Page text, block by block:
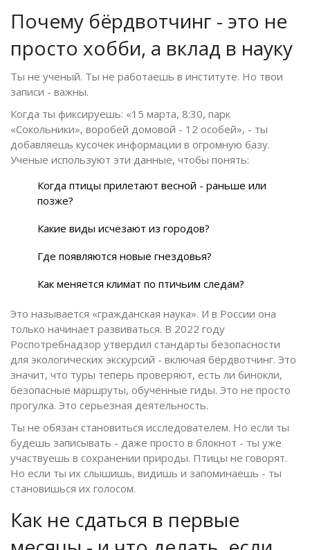
Почему бёрдвотчинг - это не
просто хобби, а вклад в науку
Ты не ученый. Ты не работаешь в институте. Но твои
записи - важны.
Когда ты фиксируешь: «15 марта, 8:30, парк
«Сокольники», воробей домовой - 12 особей», - ты
добавляешь кусочек информации в огромную базу.
Ученые используют эти данные, чтобы понять:
Когда птицы прилетают весной - раньше или
позже?
Какие виды исчезают из городов?
Где появляются новые гнездовья?
Как меняется климат по птичьим следам?
Это называется «гражданская наука». И в России она
только начинает развиваться. В 2022 году
Роспотребнадзор утвердил стандарты безопасности
для экологических экскурсий - включая бёрдвотчинг. Это
значит, что туры теперь проверяют, есть ли бинокли,
безопасные маршруты, обученные гиды. Это не просто
прогулка. Это серьезная деятельность.
Ты не обязан становиться исследователем. Но если ты
будешь записывать - даже просто в блокнот - ты уже
участвуешь в сохранении природы. Птицы не говорят.
Но если ты их слышишь, видишь и запоминаешь - ты
становишься их голосом.
Как не сдаться в первые